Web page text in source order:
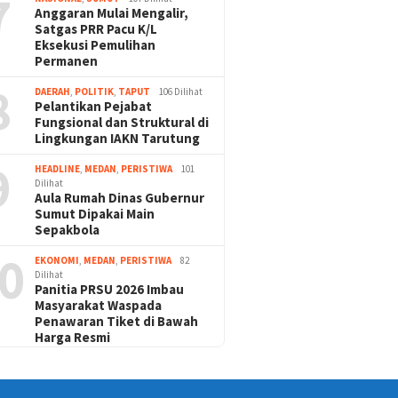
Anggaran Mulai Mengalir,
Satgas PRR Pacu K/L
Eksekusi Pemulihan
Permanen
DAERAH, POLITIK, TAPUT 106 Dilihat
Pelantikan Pejabat
Fungsional dan Struktural di
Lingkungan IAKN Tarutung
HEADLINE, MEDAN, PERISTIWA
101
Dilihat
Aula Rumah Dinas Gubernur
Sumut Dipakai Main
Sepakbola
EKONOMI, MEDAN, PERISTIWA
82
Dilihat
Panitia PRSU 2026 Imbau
Masyarakat Waspada
Penawaran Tiket di Bawah
Harga Resmi